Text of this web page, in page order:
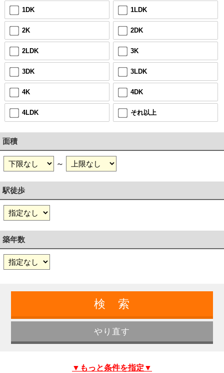
1DK 1LDK
2K 2DK
2LDK 3K
3DK 3LDK
4K 4DK
4LDK それ以上
面積
～
駅徒歩
築年数
▼もっと条件を指定▼